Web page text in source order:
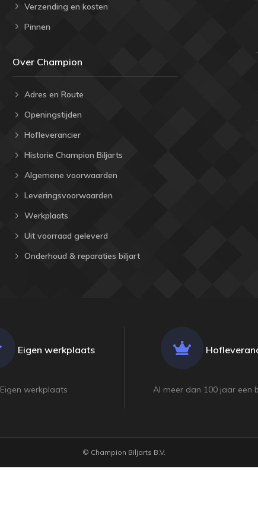
Verzending en kosten
Pinnen
Over Champion
Adres en Route
Openingstijden
Hofleverancier
Historie Champion Biljarts
Algemene voorwaarden
Leveringsvoorwaarden
Werkplaats
Uit voorraad geleverd
Onderhoud & reparaties biljart
Eigen werkplaats
Eigen werkplaats Al meer dan 100 jaar een
© Champion Biljarts B.V.